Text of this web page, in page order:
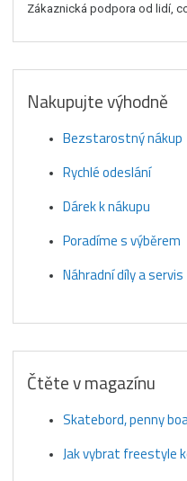
Zákaznická podpora od lidí,
Nakupujte výhodně
Bezstarostný nákup
Rychlé odeslání
Dárek k nákupu
Poradíme s výběrem
Náhradní díly a servis
Čtěte v magazínu
Skatebord, penny
Jak vybrat freestyle